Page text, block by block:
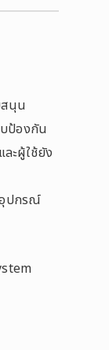
สนุน
ป้องกัน
ะผู้ใช้ยัง
อุปกรณ์